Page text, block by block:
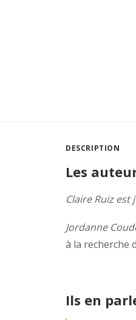
DESCRIPTION
Les
Claire Ruiz
Jordanne
à la recherche
Ils en